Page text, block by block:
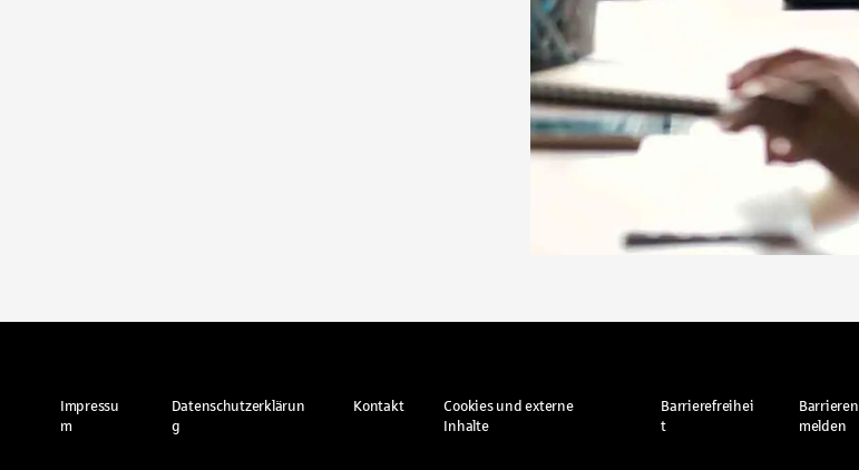
Impressu
m
Datenschutzerklärun
g
Kontakt
Cookies und externe
Inhalte
Barrierefreihei
t
Barrieren
melden